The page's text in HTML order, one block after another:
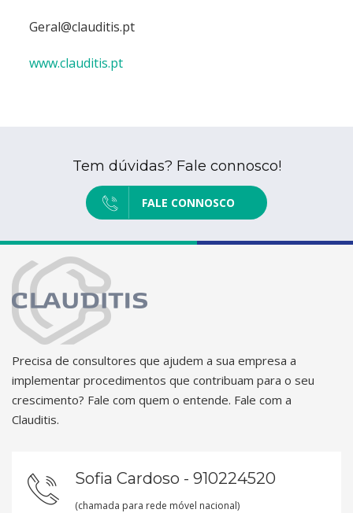
Geral@clauditis.pt
www.clauditis.pt
Tem dúvidas? Fale connosco!
FALE CONNOSCO
Precisa de consultores que ajudem a sua empresa a
implementar procedimentos que contribuam para o seu
crescimento? Fale com quem o entende. Fale com a
Clauditis.
Sofia Cardoso - 910224520
(chamada para rede móvel nacional)